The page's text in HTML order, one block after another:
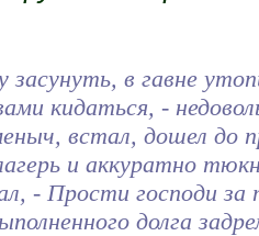
в гавне
кидаться, -
встал, дошел до
и аккуратно
- Прости господи за
долга